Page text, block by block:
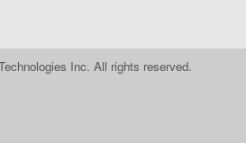
Inc. All rights reserved.